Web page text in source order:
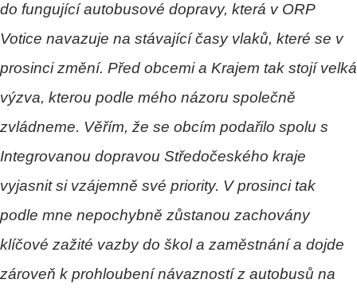
do fungující autobusové dopravy, která v ORP
Votice navazuje na stávající časy vlaků, které se v
prosinci změní. Před obcemi a Krajem tak stojí velká
výzva, kterou podle mého názoru společně
zvládneme. Věřím, že se obcím podařilo spolu s
Integrovanou dopravou Středočeského kraje
vyjasnit si vzájemně své priority. V prosinci tak
podle mne nepochybně zůstanou zachovány
klíčové zažité vazby do škol a zaměstnání a dojde
zároveň k prohloubení návazností z autobusů na